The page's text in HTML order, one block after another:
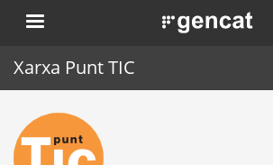
Pasar
al
. Obre en una
Xarxa Punt TIC
Inicio
Punt TIC